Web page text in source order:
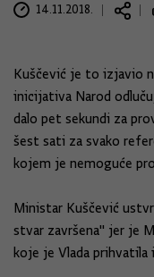
14.11.2018.
Kuščević je to izjavio
inicijativa Narod
dalo pet sekundi za
šest sati za svako
kojem je nemoguće
Ministar Kuščević
stvar završena" jer je
koje je Vlada prihvatila